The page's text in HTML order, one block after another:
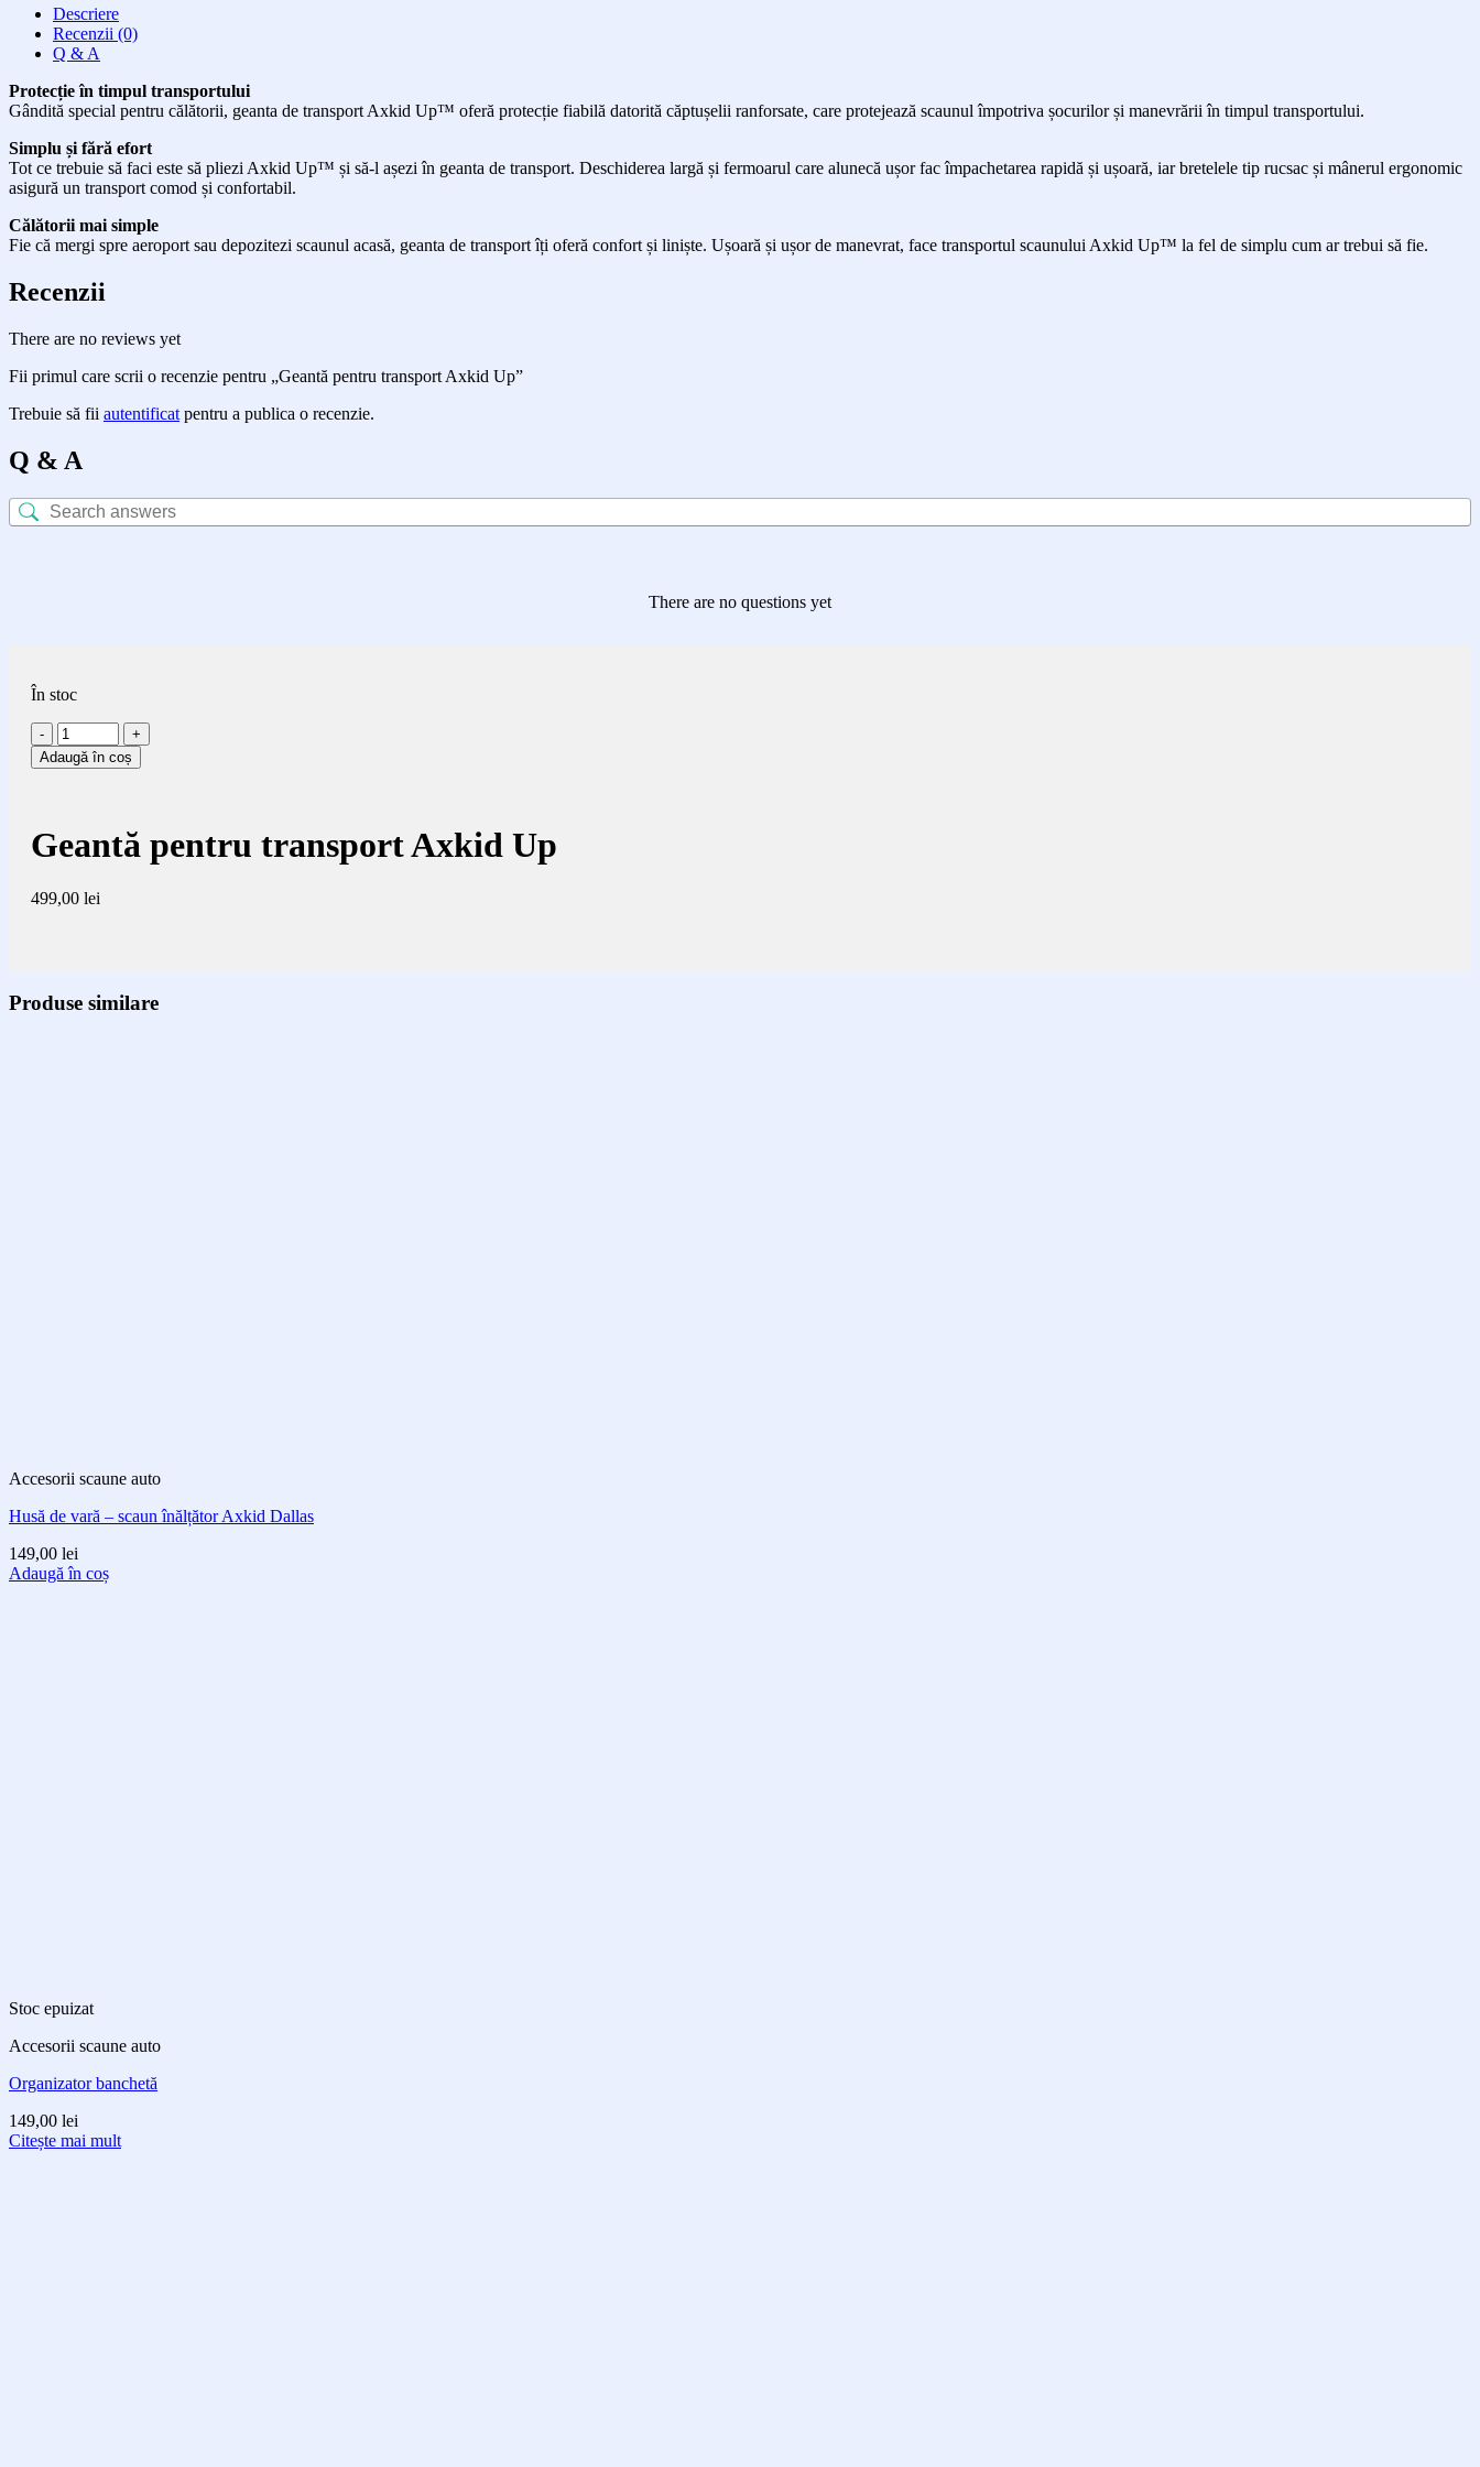
Descriere
Recenzii (0)
Q & A
Protecție în timpul transportului
Gândită special pentru călătorii, geanta de transport Axkid Up™ oferă protecție fiabilă datorită căptușelii ranforsate, care protejează scaunul împotriva șocurilor și manevrării în timpul transportului.
Simplu și fără efort
Tot ce trebuie să faci este să pliezi Axkid Up™ și să-l așezi în geanta de transport. Deschiderea largă și fermoarul care alunecă ușor fac împachetarea rapidă și ușoară, iar bretelele tip rucsac și mânerul ergonomic
asigură un transport comod și confortabil.
Călătorii mai simple
Fie că mergi spre aeroport sau depozitezi scaunul acasă, geanta de transport îți oferă confort și liniște. Ușoară și ușor de manevrat, face transportul scaunului Axkid Up™ la fel de simplu cum ar trebui să fie.
Recenzii
There are no reviews yet
Fii primul care scrii o recenzie pentru „Geantă pentru transport Axkid Up”
Trebuie să fii autentificat pentru a publica o recenzie.
Q & A
There are no questions yet
În stoc
Cantitate
Geantă
pentru
Adaugă în coș
Geantă pentru transport Axkid Up
499,00 lei
Produse similare
Accesorii scaune auto
Husă de vară – scaun înălțător Axkid Dallas
149,00 lei
Adaugă în coș
Stoc epuizat
Accesorii scaune auto
Organizator banchetă
149,00 lei
Citește mai mult